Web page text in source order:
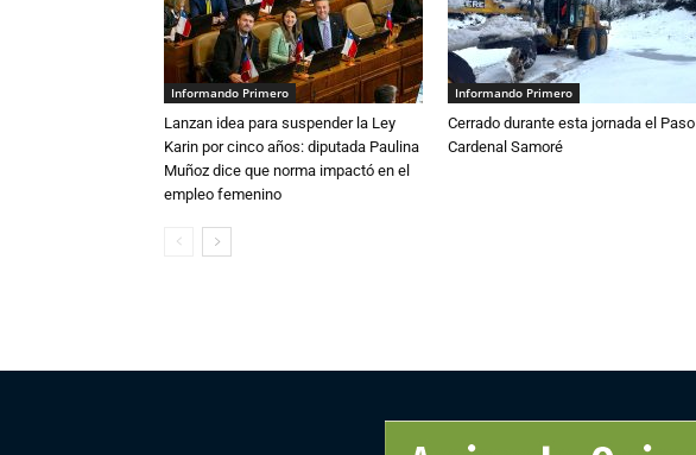
Informando Primero
Lanzan idea para suspender la Ley
Karin por cinco años: diputada Paulina
Muñoz dice que norma impactó en el
empleo femenino
Informando Primero
Cerrado durante esta jornada el Paso
Cardenal Samoré